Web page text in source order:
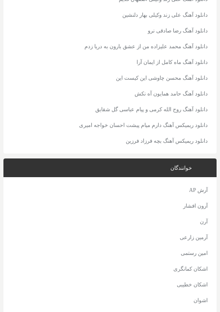
دانلود آهنگ علی زند وکیلی بهار دلنشین
دانلود آهنگ رضا صادقی نرو
دانلود آهنگ محمد علیزاده من از عشق بارون به دریا زدم
دانلود آهنگ ماه کامل از ایمان آرا
دانلود آهنگ محسن چاوشی این کیست این
دانلود آهنگ حامد همایون آه نکش
دانلود آهنگ روح الله کرمی و پیام عباسی گل شقایق
دانلود ریمیکس آهنگ دارم میام پیشت احسان خواجه امیری
دانلود ریمیکس آهنگ بچه فرزاد فرزین
خوانندگان
آرش AP
آرون افشار
آرن
آرمین زارعی
امین رستمی
اشکان کمانگری
اشکان خطیبی
اشوان